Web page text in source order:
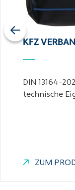
KFZ
DIN 13164-
technische
ZUM
Previous